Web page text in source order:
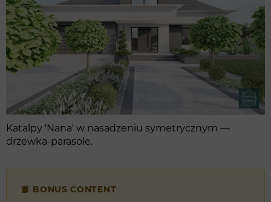
Katalpy 'Nana' w nasadzeniu symetrycznym —
drzewka-parasole.
📘 BONUS CONTENT